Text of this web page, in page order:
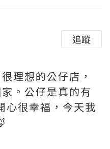
追蹤
理想的公仔店，
。公仔是真的有
心很幸福，今天我